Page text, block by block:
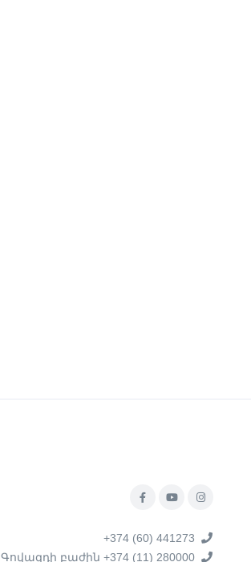
+374 (60) 441273
Գովազդի բաժին +374 (11) 280000